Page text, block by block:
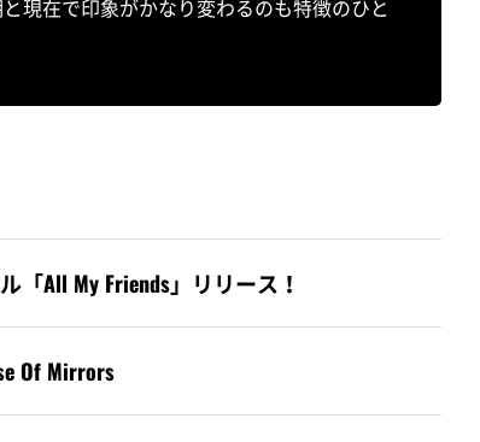
現在で印象がかなり変わるのも特徴のひと
「All My Friends」リリース！
Of Mirrors